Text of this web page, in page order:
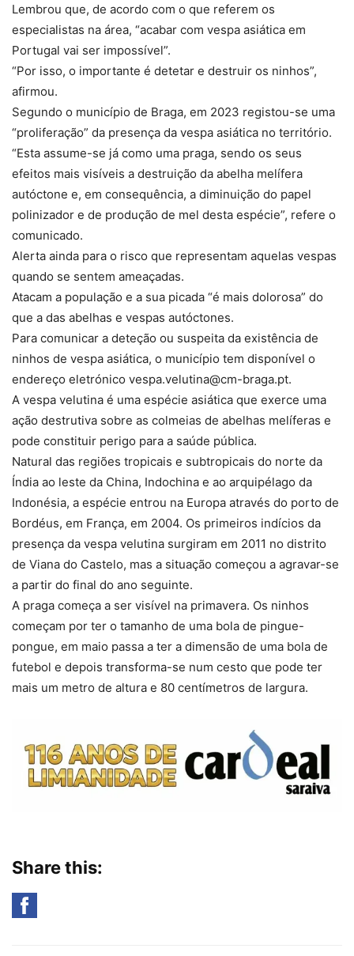
Lembrou que, de acordo com o que referem os
especialistas na área, “acabar com vespa asiática em
Portugal vai ser impossível”.
“Por isso, o importante é detetar e destruir os ninhos”,
afirmou.
Segundo o município de Braga, em 2023 registou-se uma
“proliferação” da presença da vespa asiática no território.
“Esta assume-se já como uma praga, sendo os seus
efeitos mais visíveis a destruição da abelha melífera
autóctone e, em consequência, a diminuição do papel
polinizador e de produção de mel desta espécie”, refere o
comunicado.
Alerta ainda para o risco que representam aquelas vespas
quando se sentem ameaçadas.
Atacam a população e a sua picada “é mais dolorosa” do
que a das abelhas e vespas autóctones.
Para comunicar a deteção ou suspeita da existência de
ninhos de vespa asiática, o município tem disponível o
endereço eletrónico vespa.velutina@cm-braga.pt.
A vespa velutina é uma espécie asiática que exerce uma
ação destrutiva sobre as colmeias de abelhas melíferas e
pode constituir perigo para a saúde pública.
Natural das regiões tropicais e subtropicais do norte da
Índia ao leste da China, Indochina e ao arquipélago da
Indonésia, a espécie entrou na Europa através do porto de
Bordéus, em França, em 2004. Os primeiros indícios da
presença da vespa velutina surgiram em 2011 no distrito
de Viana do Castelo, mas a situação começou a agravar-se
a partir do final do ano seguinte.
A praga começa a ser visível na primavera. Os ninhos
começam por ter o tamanho de uma bola de pingue-
pongue, em maio passa a ter a dimensão de uma bola de
futebol e depois transforma-se num cesto que pode ter
mais um metro de altura e 80 centímetros de largura.
Share this: